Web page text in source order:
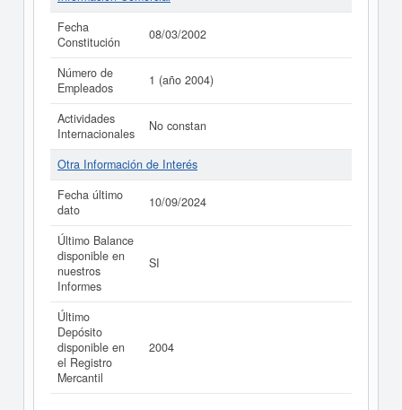
Fecha
Constitución
08/03/2002
Número de
Empleados
1 (año 2004)
Actividades
Internacionales
No constan
Otra Información de Interés
Fecha último
dato
10/09/2024
Último Balance
disponible en
nuestros
Informes
SI
Último
Depósito
disponible en
el Registro
Mercantil
2004